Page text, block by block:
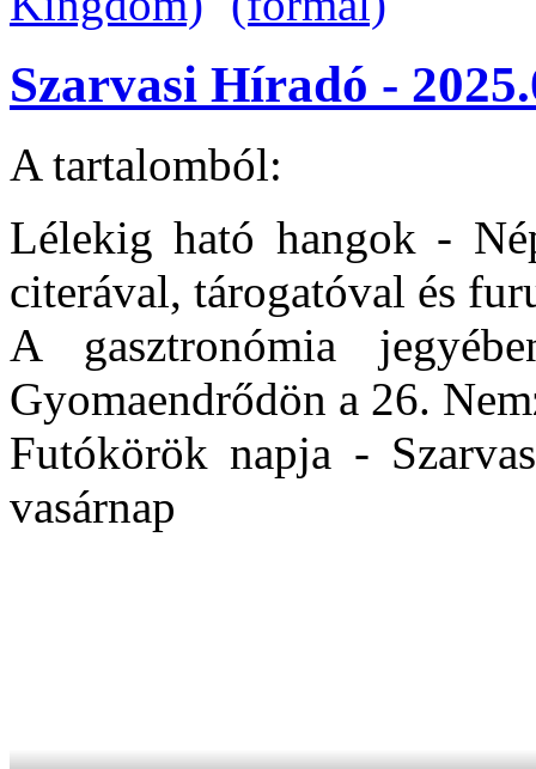
Szarvasi Híradó -
A tartalomból:
Lélekig ható hangok -
citerával, tárogatóval és
A gasztronómia
Gyomaendrődön a 26.
Futókörök napja -
vasárnap